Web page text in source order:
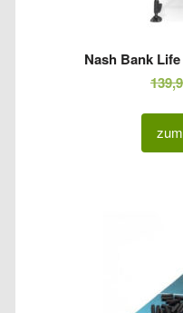
Nash Bank